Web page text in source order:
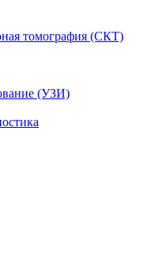
томография (СКТ)
(УЗИ)